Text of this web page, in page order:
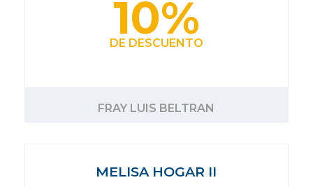
10%
DE DESCUENTO
FRAY LUIS BELTRAN
MELISA HOGAR II